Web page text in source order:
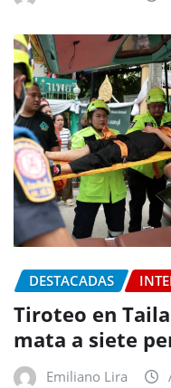
DESTACADAS
Tiroteo en
mata a siete
Emiliano Lira